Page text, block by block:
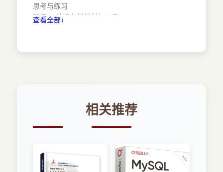
思考与练习
项目三 认识布线线材与工具
工作任务一 施工前的准备工作
工作任务二 敷设桥架与管槽
工作任务三 双绞线的敷设与端接
思考与练习
项目五 综合布线系统的测试与工程验收
查看全部↓
相关推荐